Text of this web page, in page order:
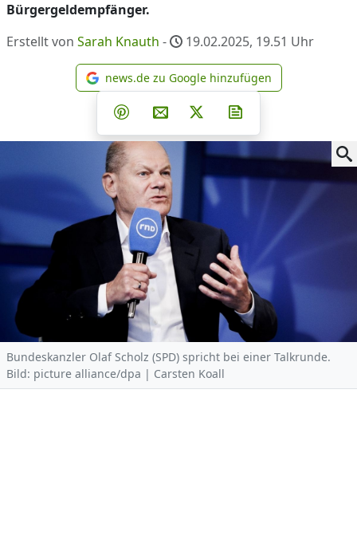
Bürgergeldempfänger.
Erstellt von Sarah Knauth - 19.02.2025, 19.51 Uhr
news.de zu Google
news.de zu Google hinzufügen
Teilen auf Facebook
Teilen auf Whatsapp
Teilen auf Telegram
Teilen auf Pinterest
Per E-Mail teilen
Post auf X
Bundeskanzler Olaf Scholz (SPD) spricht bei einer Talkrunde.
Bild: picture alliance/dpa | Carsten Koall